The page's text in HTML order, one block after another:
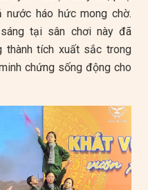
nước háo hức mong chờ.
tại sân chơi này đã
thành tích xuất sắc trong
chứng sống động cho